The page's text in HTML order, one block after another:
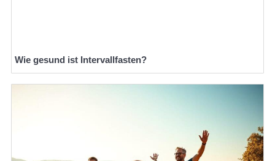
Wie gesund ist Intervallfasten?